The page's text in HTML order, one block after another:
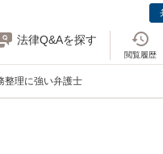
法律Q&Aを探す
閲覧履歴
整理に強い弁護士